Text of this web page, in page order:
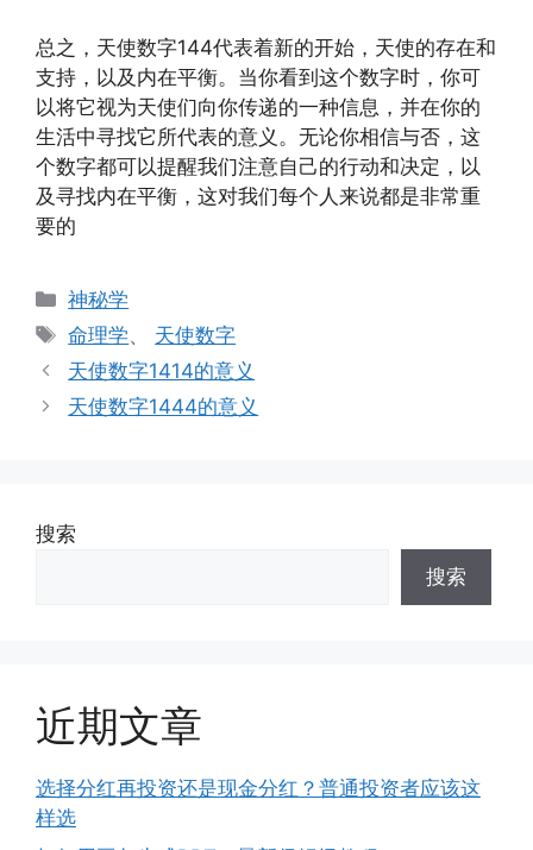
总之，天使数字144代表着新的开始，天使的存在和
支持，以及内在平衡。当你看到这个数字时，你可
以将它视为天使们向你传递的一种信息，并在你的
生活中寻找它所代表的意义。无论你相信与否，这
个数字都可以提醒我们注意自己的行动和决定，以
及寻找内在平衡，这对我们每个人来说都是非常重
要的
分
类
神秘学
标
签
命理学、 天使数字
天使数字1414的意义
天使数字1444的意义
搜索
搜索
近期文章
选择分红再投资还是现金分红？普通投资者应该这
样选